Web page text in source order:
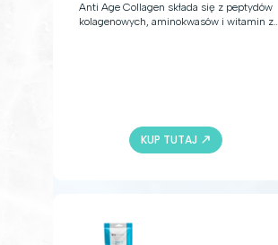
Anti Age Collagen składa się z peptydów
kolagenowych, aminokwasów i witamin z
KUP TUTAJ